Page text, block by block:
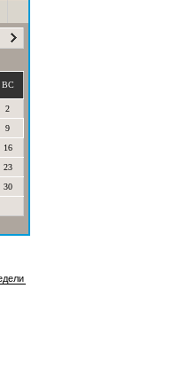
ВС
2
9
16
23
30